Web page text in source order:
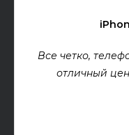
Все четко,
отличный